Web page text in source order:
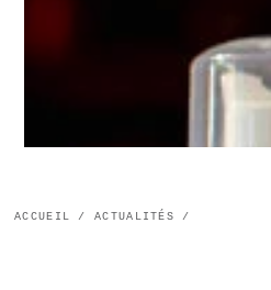
ACCUEIL / ACTUALITÉS /